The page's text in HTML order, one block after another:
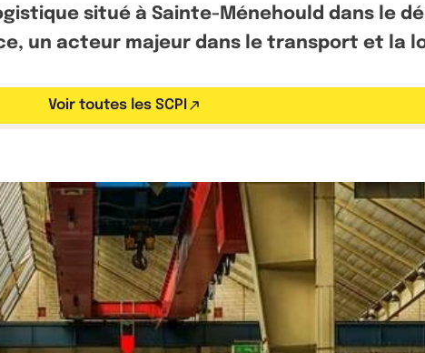
situé à Sainte-Ménehould dans le
un acteur majeur dans le transport et la
Voir toutes les SCPI